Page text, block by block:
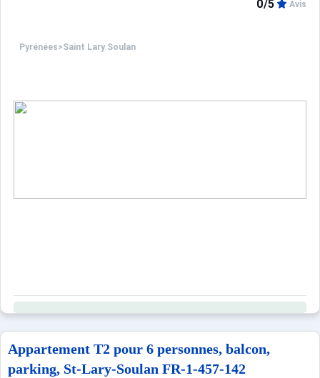
Pyrénées>Saint Lary Soulan
0/5 Avis
Appartement T2 pour 6 personnes, balcon,
parking, St-Lary-Soulan FR-1-457-142